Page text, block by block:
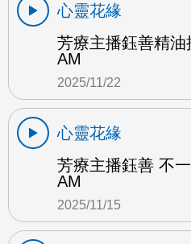
心靈花緣
芳療主播鈺善精
AM
2025/11/22
心靈花緣
芳療主播鈺善 不
AM
2025/11/15